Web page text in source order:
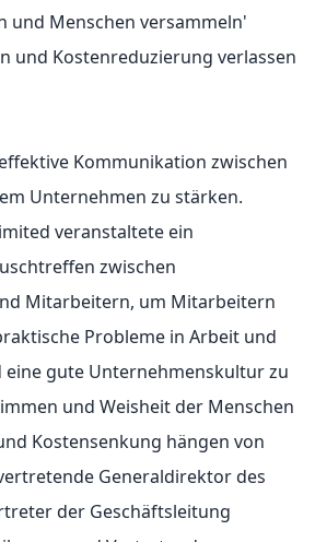
und Menschen versammeln'
und Kostenreduzierung verlassen
Kommunikation zwischen
Unternehmen zu stärken.
veranstaltete ein
zwischen
Mitarbeitern, um Mitarbeitern
Probleme in Arbeit und
eine gute Unternehmenskultur zu
und Weisheit der Menschen
Kostensenkung hängen von
Generaldirektor des
der Geschäftsleitung